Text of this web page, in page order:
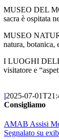
MUSEO DEL
sacra è ospitata
MUSEO
natura, botanica,
I LUOGHI
visitatore e
l2025-07-
Consigliamo
AMAB Assisi
Segnalato su